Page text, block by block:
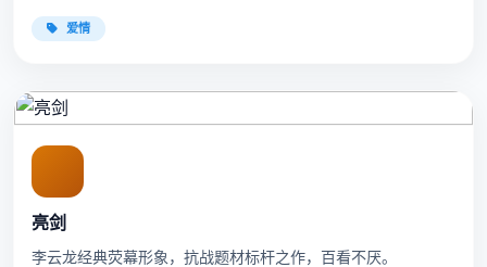
爱情
亮剑
李云龙经典荧幕形象，抗战题材标杆之作，百看不厌。